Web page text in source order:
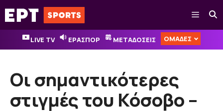
Μετάβαση
σε
περιεχόμενο
Μενού
LIVE TV ΕΡΑΣΠΟΡ ΜΕΤΑΔΟΣΕΙΣ ΟΜΑΔΕΣ
Οι σημαντικότερες
στιγμές του Κόσοβο –